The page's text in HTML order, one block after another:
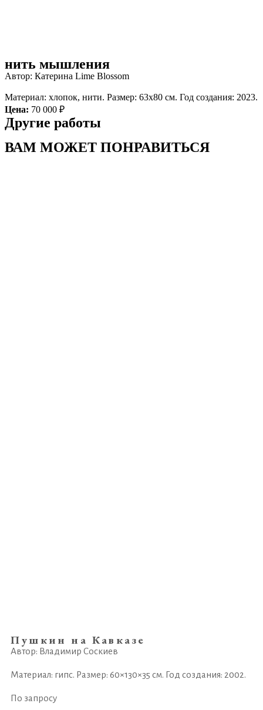
нить мышления
Автор: Катерина Lime Blossom
Материал: хлопок, нити. Размер: 63х80 см. Год создания: 2023.
Цена: 70 000 ₽
Другие работы
ВАМ МОЖЕТ ПОНРАВИТЬСЯ
Пушкин на Кавказе
Автор: Владимир Соскиев
Материал: гипс. Размер: 60×130×35 см. Год создания: 2002.
По запросу